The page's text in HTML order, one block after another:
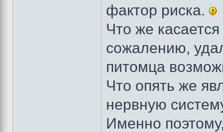
фактор риска.
Что же
сожалению,
питомца
Что опять же
нервную
Именно